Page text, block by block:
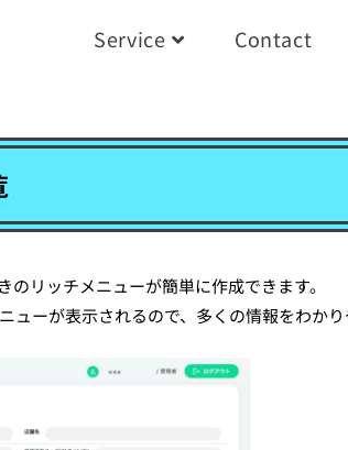
Service Contact
リッチメニューが簡単に作成できます。
ューが表示されるので、多くの情報をわかり